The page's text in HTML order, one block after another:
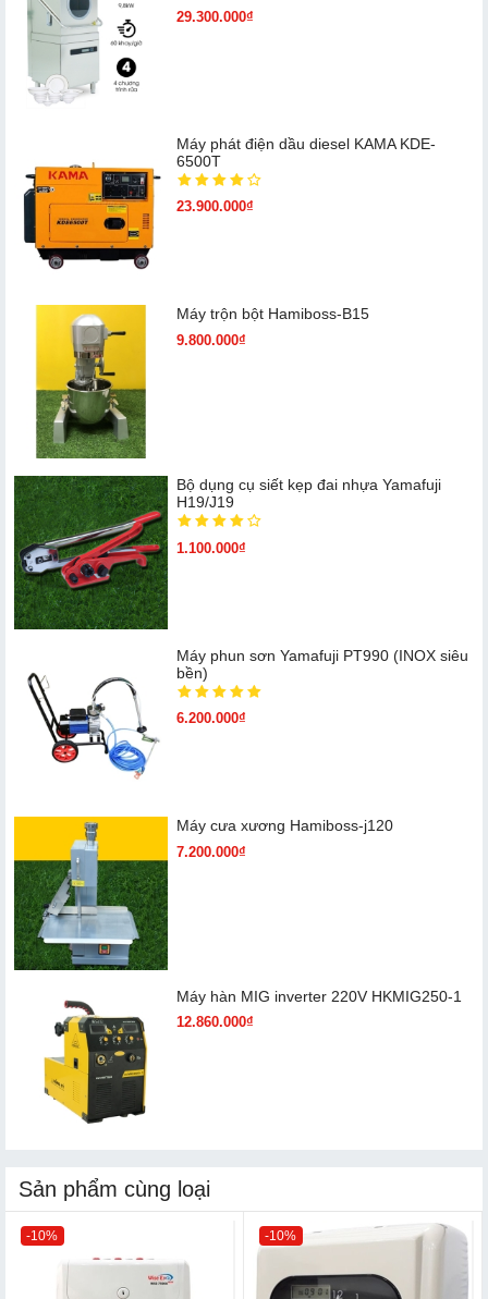
29.300.000₫
Máy phát điện dầu diesel KAMA KDE-
6500T
23.900.000₫
Máy trộn bột Hamiboss-B15
9.800.000₫
Bộ dụng cụ siết kẹp đai nhựa Yamafuji
H19/J19
1.100.000₫
Máy phun sơn Yamafuji PT990 (INOX siêu
bền)
6.200.000₫
Máy cưa xương Hamiboss-j120
7.200.000₫
Máy hàn MIG inverter 220V HKMIG250-1
12.860.000₫
Sản phẩm cùng loại
-10% -10%